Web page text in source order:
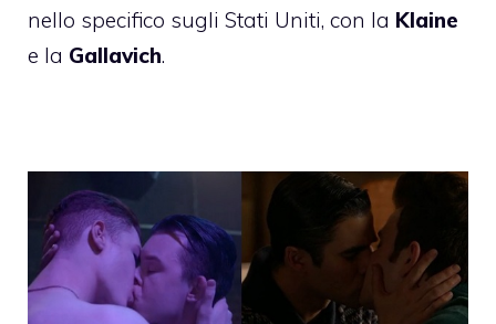
nello specifico sugli Stati Uniti, con la Klaine
e la Gallavich.